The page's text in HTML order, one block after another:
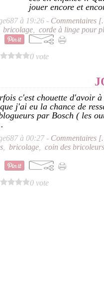
jouer encore et
à 19:26 - Commentaires [
bricolage corde à linge pour
0 vote
c'est chouette d'avoir
j'ai eu la chance de
par Bosch ( les
à 00:27 - Commentaires [
bricolage coin des bricoleurs
0 vote